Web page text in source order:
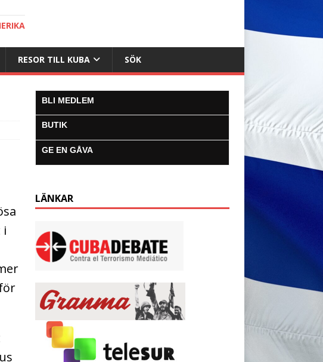
RESOR TILL KUBA SÖK
i
BLI MEDLEM
BUTIK
GE EN GÅVA
LÄNKAR